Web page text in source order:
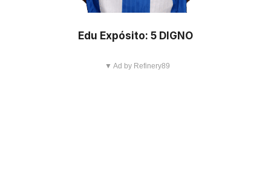
Edu Expósito: 5 DIGNO
▼ Ad by Refinery89